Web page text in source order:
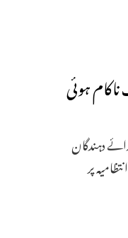
ہوئی
دہندگان
پر